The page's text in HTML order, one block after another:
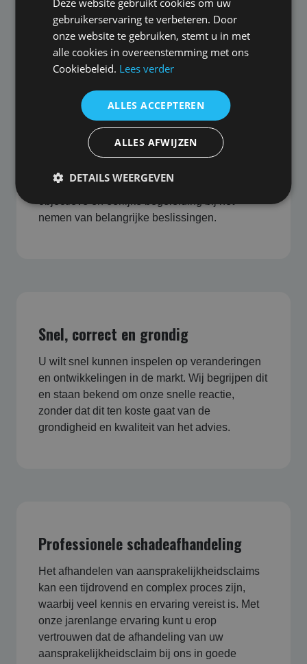
Waarom bedrijfverzekerd.nl
Onafhankelijk en marktbreed advies
Bedrijfverzekerd.nl biedt onafhankelijk advies,
van het advies. Daardoor bent u verzekerd van
nemen van belangrijke beslissingen.
Snel, correct en grondig
U wilt snel kunnen inspelen op veranderingen
en ontwikkelingen in de markt. Wij begrijpen dit
en staan bekend om onze snelle reactie,
zonder dat dit ten koste gaat van de
grondigheid en kwaliteit van het advies.
Professionele schadeafhandeling
Het afhandelen van aansprakelijkheidsclaims
kan een tijdrovend en complex proces zijn,
waarbij veel kennis en ervaring vereist is. Met
onze jarenlange ervaring kunt u erop
vertrouwen dat de afhandeling van uw
aansprakelijkheidsclaim bij ons in goede
Deze website gebruikt cookies om uw
gebruikerservaring te verbeteren. Door
onze website te gebruiken, stemt u in met
alle cookies in overeenstemming met ons
Cookiebeleid. Lees verder
ALLES ACCEPTEREN
ALLES AFWIJZEN
DETAILS WEERGEVEN